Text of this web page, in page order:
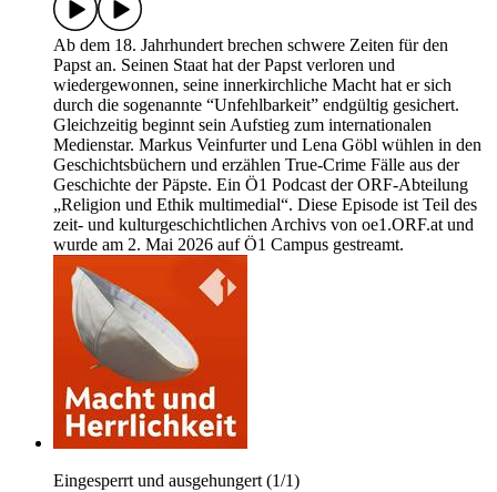
Ab dem 18. Jahrhundert brechen schwere Zeiten für den
Papst an. Seinen Staat hat der Papst verloren und
wiedergewonnen, seine innerkirchliche Macht hat er sich
durch die sogenannte “Unfehlbarkeit” endgültig gesichert.
Gleichzeitig beginnt sein Aufstieg zum internationalen
Medienstar. Markus Veinfurter und Lena Göbl wühlen in den
Geschichtsbüchern und erzählen True-Crime Fälle aus der
Geschichte der Päpste. Ein Ö1 Podcast der ORF-Abteilung
„Religion und Ethik multimedial“. Diese Episode ist Teil des
zeit- und kulturgeschichtlichen Archivs von oe1.ORF.at und
wurde am 2. Mai 2026 auf Ö1 Campus gestreamt.
Eingesperrt und ausgehungert (1/1)